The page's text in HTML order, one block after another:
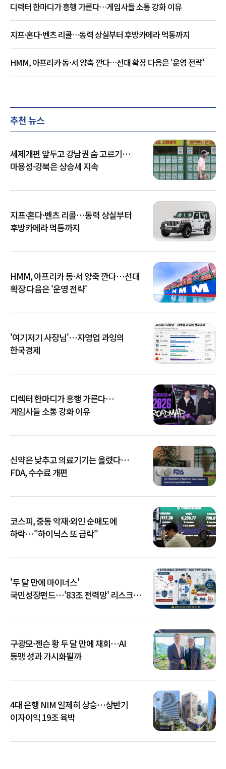
디렉터 한마디가 흥행 가른다…게임사들 소통 강화 이유
지프·혼다·벤츠 리콜…동력 상실부터 후방카메라 먹통까지
HMM, 아프리카 동·서 양축 깐다…선대 확장 다음은 '운영 전략'
추천 뉴스
세제개편 앞두고 강남권 숨 고르기…
마용성·강북은 상승세 지속
지프·혼다·벤츠 리콜…동력 상실부터
후방카메라 먹통까지
HMM, 아프리카 동·서 양축 깐다…선대
확장 다음은 '운영 전략'
'여기저기 사장님'…자영업 과잉의
한국경제
디렉터 한마디가 흥행 가른다…
게임사들 소통 강화 이유
신약은 낮추고 의료기기는 올렸다…
FDA, 수수료 개편
코스피, 중동 악재·외인 순매도에
하락…"하이닉스 또 급락"
'두 달 만에 마이너스'
국민성장펀드…'83조 전력망' 리스크
구광모·젠슨 황 두 달 만에 재회…AI
동맹 성과 가시화될까
4대 은행 NIM 일제히 상승…상반기
이자이익 19조 육박